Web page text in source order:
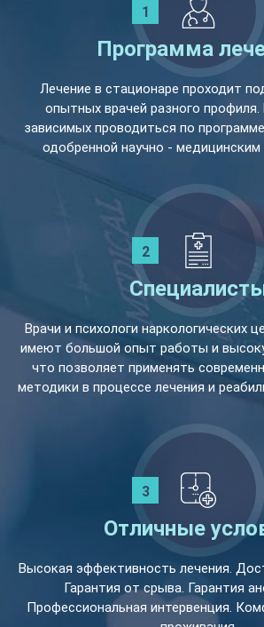
Программа
Лечение в стационаре проходит
опытных врачей разного профиля.
зависимых проводиться по
одобренной научно -
Врачи и психологи наркологических
имеют большой опыт работы и
что позволяет применять
методики в процессе лечения и
Отличные
Высокая эффективность лечения.
Гарантия от срыва. Гарантия
Профессиональная интервенция.